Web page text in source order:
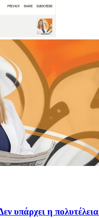
υπάρχει η